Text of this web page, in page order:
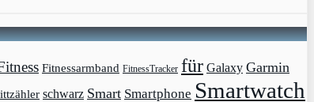
Fitnessarmband FitnessTracker für Galaxy Garmin
schwarz Smart Smartphone Smartwatch